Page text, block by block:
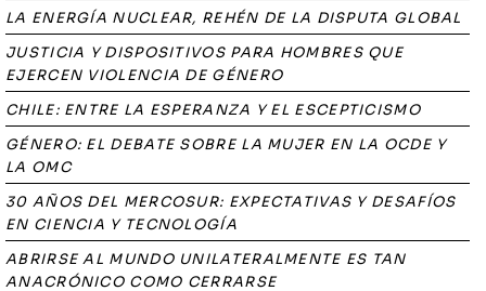
LA ENERGÍA NUCLEAR, REHÉN DE LA DISPUTA GLOBAL
JUSTICIA Y DISPOSITIVOS PARA HOMBRES QUE
EJERCEN VIOLENCIA DE GÉNERO
CHILE: ENTRE LA ESPERANZA Y EL ESCEPTICISMO
GÉNERO: EL DEBATE SOBRE LA MUJER EN LA OCDE Y
LA OMC
30 AÑOS DEL MERCOSUR: EXPECTATIVAS Y DESAFÍOS
EN CIENCIA Y TECNOLOGÍA
ABRIRSE AL MUNDO UNILATERALMENTE ES TAN
ANACRÓNICO COMO CERRARSE